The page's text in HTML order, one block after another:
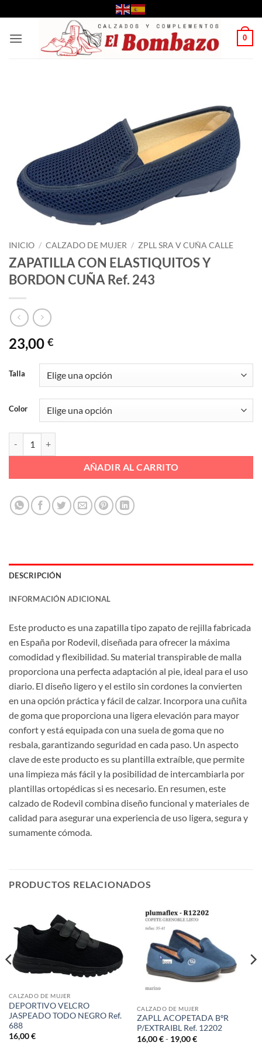
al
contenido
0
INICIO / CALZADO DE MUJER / ZPLL SRA V CUÑA CALLE
ZAPATILLA CON ELASTIQUITOS Y
BORDON CUÑA Ref. 243
23,00 €
Talla
Color
AÑADIR AL CARRITO
DESCRIPCIÓN
INFORMACIÓN ADICIONAL
Este producto es una zapatilla tipo zapato de rejilla fabricada
en España por Rodevil, diseñada para ofrecer la máxima
comodidad y flexibilidad. Su material transpirable de malla
proporciona una perfecta adaptación al pie, ideal para el uso
diario. El diseño ligero y el estilo sin cordones la convierten
en una opción práctica y fácil de calzar. Incorpora una cuñita
de goma que proporciona una ligera elevación para mayor
confort y está equipada con una suela de goma que no
resbala, garantizando seguridad en cada paso. Un aspecto
clave de este producto es su plantilla extraíble, que permite
una limpieza más fácil y la posibilidad de intercambiarla por
plantillas ortopédicas si es necesario. En resumen, este
calzado de Rodevil combina diseño funcional y materiales de
calidad para asegurar una experiencia de uso ligera, segura y
sumamente cómoda.
PRODUCTOS RELACIONADOS
CALZADO DE MUJER
DEPORTIVO VELCRO
JASPEADO TODO NEGRO Ref.
688
16,00€
CALZADO DE MUJER
ZAPLL ACOPETADA BºR
P/EXTRAIBL Ref. 12202
16,00€ - 19,00€Rango